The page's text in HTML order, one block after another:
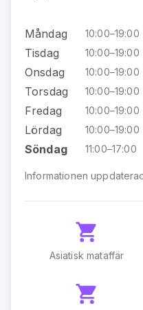
Måndag 10:00–19:00
Tisdag 10:00–19:00
Onsdag 10:00–19:00
Torsdag 10:00–19:00
Fredag 10:00–19:00
Lördag 10:00–19:00
Söndag 11:00–17:00
Informationen
Asiatisk mataffär